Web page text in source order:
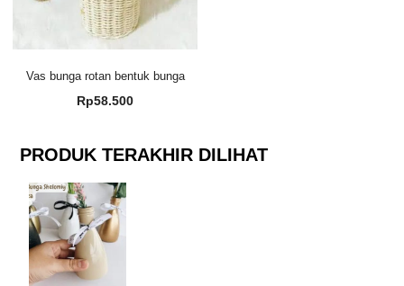
Vas bunga rotan bentuk bunga
Rp58.500
PRODUK TERAKHIR DILIHAT